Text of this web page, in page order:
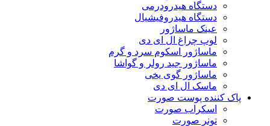
دستگاه هیدرودرمی
دستگاه هیدروفیشیال
عینک ماساژور
لوپ چراغ ال ای دی
ماساژور اسکوم سرد و گرم
ماساژور جید رولر و گواشا
ماساژور گوی یخی
ماسک ال ای دی
پاک کننده پوست صورت
اسکراب صورت
تونر صورت